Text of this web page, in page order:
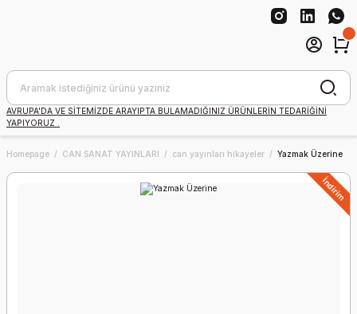
AVRUPA'DA VE SİTEMİZDE ARAYIPTA BULAMADIĞINIZ ÜRÜNLERİN TEDARİĞİNİ
YAPIYORUZ .
Homepage CAN SANAT YAYINLARI can yayınları hikayeler Yazmak Üzerine
İndirim